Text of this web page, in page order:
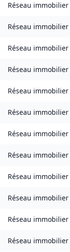
Réseau immobilier
Réseau immobilier
Réseau immobilier
Réseau immobilier
Réseau immobilier
Réseau immobilier
Réseau immobilier
Réseau immobilier
Réseau immobilier
Réseau immobilier
Réseau immobilier
Réseau immobilier